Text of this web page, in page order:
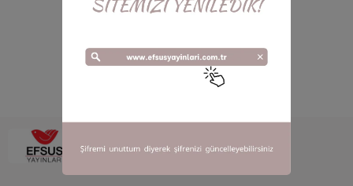
bilgi@efsusyayinlari.com.tr
Efsus Yayınları